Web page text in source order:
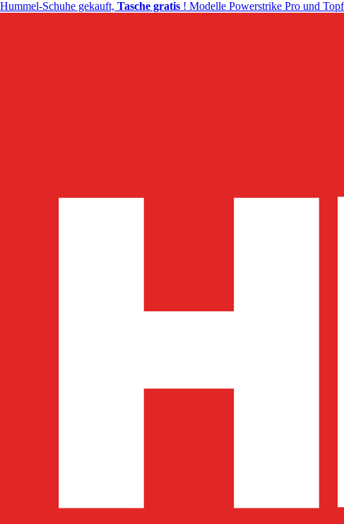
Hummel-Schuhe gekauft, Tasche gratis ! Modelle Powerstrike Pro und